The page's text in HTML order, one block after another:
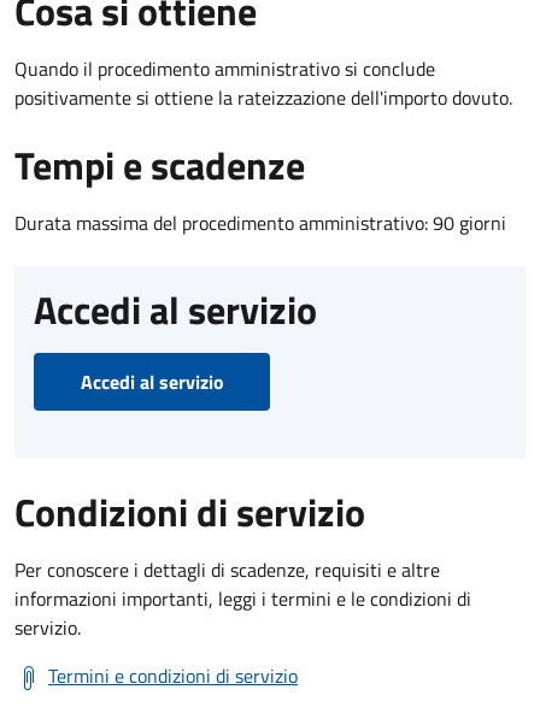
Quando il procedimento amministrativo si conclude
positivamente si ottiene la rateizzazione dell'importo dovuto.
Tempi e scadenze
Durata massima del procedimento amministrativo: 90 giorni
Accedi al servizio
Accedi al servizio
Condizioni di servizio
Per conoscere i dettagli di scadenze, requisiti e altre
informazioni importanti, leggi i termini e le condizioni di
servizio.
Termini e condizioni di servizio